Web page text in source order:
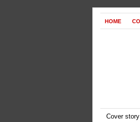
HOME
Cover story